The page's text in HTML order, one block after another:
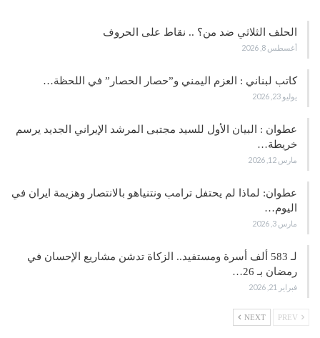
الحلف الثلاثي ضد من؟ .. نقاط على الحروف
أغسطس 8, 2026
كاتب لبناني : العزم اليمني و”حصار الحصار” في اللحظة…
يوليو 23, 2026
عطوان : البيان الأول للسيد مجتبى المرشد الإيراني الجديد يرسم
خريطة…
مارس 12, 2026
عطوان: لماذا لم يحتفل ترامب ونتنياهو بالانتصار وهزيمة ايران في
اليوم…
مارس 3, 2026
لـ 583 ألف أسرة ومستفيد.. الزكاة تدشن مشاريع الإحسان في
رمضان بـ 26…
فبراير 21, 2026
NEXT